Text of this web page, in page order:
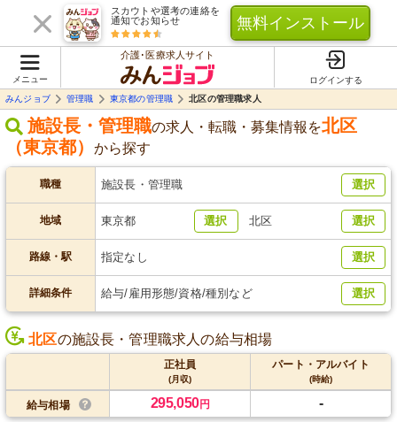
スカウトや選考の連絡を
通知でお知らせ
無料インストール
メニュー
介護･医療求人サイト
ログインする
みんジョブ
管理職 東京都の管理職 北区の管理職求人
施設長・管理職の求人・転職・募集情報を北区
（東京都）
から探す
職種 施設長・管理職 選択
地域 東京都 選択 北区 選択
路線・駅 指定なし 選択
詳細条件 給与/雇用形態/資格/種別など 選択
北区の施設長・管理職求人の給与相場
正社員
(月収)
パート・アルバイト
(時給)
給与相場 295,050円 -